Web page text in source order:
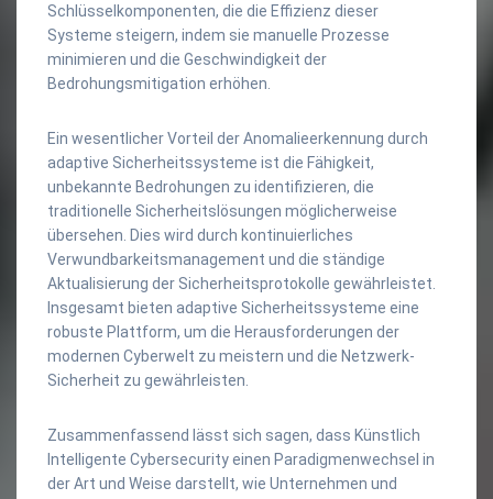
Schlüsselkomponenten, die die Effizienz dieser
Systeme steigern, indem sie manuelle Prozesse
minimieren und die Geschwindigkeit der
Bedrohungsmitigation erhöhen.
Ein wesentlicher Vorteil der Anomalieerkennung durch
adaptive Sicherheitssysteme ist die Fähigkeit,
unbekannte Bedrohungen zu identifizieren, die
traditionelle Sicherheitslösungen möglicherweise
übersehen. Dies wird durch kontinuierliches
Verwundbarkeitsmanagement und die ständige
Aktualisierung der Sicherheitsprotokolle gewährleistet.
Insgesamt bieten adaptive Sicherheitssysteme eine
robuste Plattform, um die Herausforderungen der
modernen Cyberwelt zu meistern und die Netzwerk-
Sicherheit zu gewährleisten.
Zusammenfassend lässt sich sagen, dass Künstlich
Intelligente Cybersecurity einen Paradigmenwechsel in
der Art und Weise darstellt, wie Unternehmen und